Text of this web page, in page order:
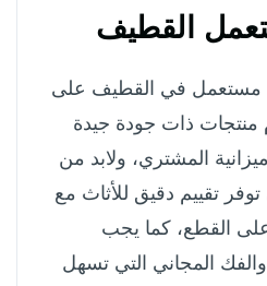
القطيف
مستعمل في القطيف على
منتجات ذات جودة جيدة
المشتري، ولابد من
تقييم دقيق للأثاث مع
القطع، كما يجب
والفك المجاني التي تسهل